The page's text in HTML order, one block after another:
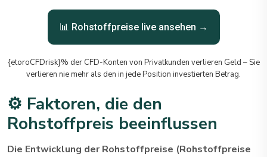
📊 Rohstoffpreise live ansehen →
{etoroCFDrisk}% der CFD-Konten von Privatkunden verlieren Geld – Sie
verlieren nie mehr als den in jede Position investierten Betrag.
⚙️ Faktoren, die den
Rohstoffpreis beeinflussen
Die Entwicklung der Rohstoffpreise (Rohstoffpreise